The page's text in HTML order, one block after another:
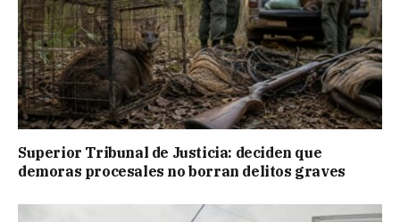
Superior Tribunal de Justicia: deciden que
demoras procesales no borran delitos graves